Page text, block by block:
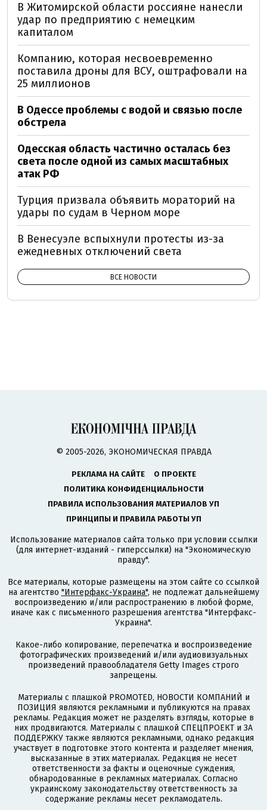
В Житомирской области россияне нанесли
удар по предприятию с немецким
капиталом
Компанию, которая несвоевременно
поставила дроны для ВСУ, оштрафовали на
25 миллионов
В Одессе проблемы с водой и связью после
обстрела
Одесская область частично осталась без
света после одной из самых масштабных
атак РФ
Турция призвала объявить мораторий на
удары по судам в Черном море
В Венесуэле вспыхнули протесты из-за
ежедневных отключений света
ВСЕ НОВОСТИ
© 2005-2026, ЭКОНОМИЧЕСКАЯ ПРАВДА
РЕКЛАМА НА САЙТЕ
О ПРОЕКТЕ
ПОЛИТИКА КОНФИДЕНЦИАЛЬНОСТИ
ПРАВИЛА ИСПОЛЬЗОВАНИЯ МАТЕРИАЛОВ УП
ПРИНЦИПЫ И ПРАВИЛА РАБОТЫ УП
Использование материалов сайта только при условии ссылки
(для интернет-изданий - гиперссылки) на "Экономическую
правду".
Все материалы, которые размещены на этом сайте со ссылкой
на агентство "Интерфакс-Украина", не подлежат дальнейшему
воспроизведению и/или распространению в любой форме,
иначе как с письменного разрешения агентства "Интерфакс-
Украина".
Какое-либо копирование, перепечатка и воспроизведение
фотографических произведений и/или аудиовизуальных
произведений правообладателя Getty Images строго
запрещены.
Материалы с плашкой PROMOTED, НОВОСТИ КОМПАНИЙ и
ПОЗИЦИЯ являются рекламными и публикуются на правах
рекламы. Редакция может не разделять взгляды, которые в
них продвигаются. Материалы с плашкой СПЕЦПРОЕКТ и ЗА
ПОДДЕРЖКУ также являются рекламными, однако редакция
участвует в подготовке этого контента и разделяет мнения,
высказанные в этих материалах. Редакция не несет
ответственности за факты и оценочные суждения,
обнародованные в рекламных материалах. Согласно
украинскому законодательству ответственность за
содержание рекламы несет рекламодатель.